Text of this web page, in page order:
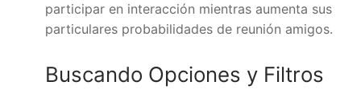
participar en interacción mientras aumenta sus
particulares probabilidades de reunión amigos.
Buscando Opciones y Filtros